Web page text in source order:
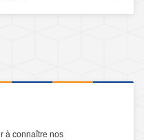
à connaître nos